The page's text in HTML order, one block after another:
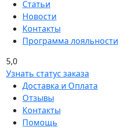
Статьи
Новости
Контакты
Программа лояльности
5,0
Узнать статус заказа
Доставка и Оплата
Отзывы
Контакты
Помощь